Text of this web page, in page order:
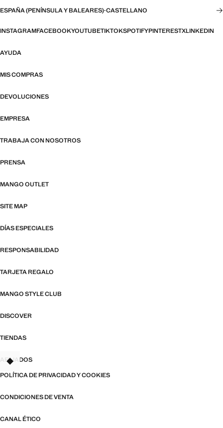
ESPAÑA (PENÍNSULA Y BALEARES)·CASTELLANO
INSTAGRAMFACEBOOKYOUTUBETIKTOKSPOTIFYPINTERESTXLINKEDIN
AYUDA
MIS COMPRAS
DEVOLUCIONES
EMPRESA
TRABAJA CON NOSOTROS
PRENSA
MANGO OUTLET
SITE MAP
DÍAS ESPECIALES
RESPONSABILIDAD
TARJETA REGALO
MANGO STYLE CLUB
DISCOVER
TIENDAS
AFILIADOS
POLÍTICA DE PRIVACIDAD Y COOKIES
CONDICIONES DE VENTA
CANAL ÉTICO